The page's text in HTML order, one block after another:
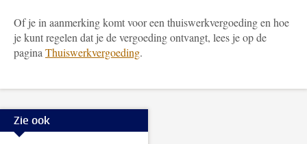
Of je in aanmerking komt voor een thuiswerkvergoeding en hoe
je kunt regelen dat je de vergoeding ontvangt, lees je op de
pagina Thuiswerkvergoeding.
Zie ook